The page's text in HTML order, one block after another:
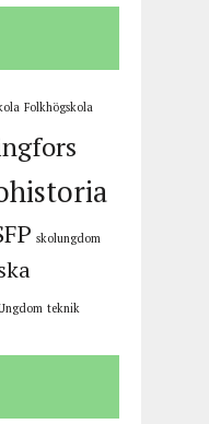
Folkhögskola
skolungdom
teknik